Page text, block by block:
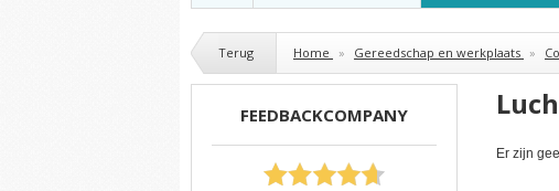
Terug Home » Gereedschap en werkplaats »
FEEDBACKCOMPANY
Er zijn